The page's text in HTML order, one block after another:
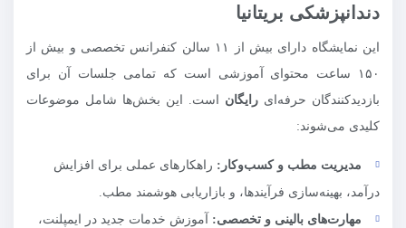
دندانپزشکی بریتانیا
این نمایشگاه دارای بیش از ۱۱ سالن کنفرانس تخصصی و بیش از
۱۵۰ ساعت محتوای آموزشی است که تمامی جلسات آن برای
بازدیدکنندگان حرفه‌ای رایگان است. این بخش‌ها شامل موضوعات
کلیدی می‌شوند:
مدیریت مطب و کسب‌وکار: راهکارهای عملی برای افزایش
درآمد، بهینه‌سازی فرآیندها، و بازاریابی هوشمند مطب.
مهارت‌های بالینی و تخصصی: آموزش خدمات جدید در ایمپلنت،